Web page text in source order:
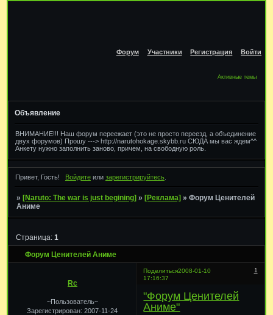
Форум Участники Регистрация Войти
Активные темы
Объявление
ВНИМАНИЕ!!! Наш форум переежает (это не просто переезд, а объединение
двух форумов) Прошу ---> http://narutohokage.skybb.ru СЮДА мы вас ждем^^
Анкету нужно заполнить заново, причем, на свободную роль.
Привет, Гость! Войдитеили зарегистрируйтесь.
» [Naruto: The war is just begining] » [Реклама] » Форум Ценителей
Аниме
Форум Ценителей Аниме
Страница: 1
Поделиться 1
2008-01-10
17:16:37
Rc
~Пользователь~
Зарегистрирован: 2007-11-24
"Форум Ценителей
Аниме"